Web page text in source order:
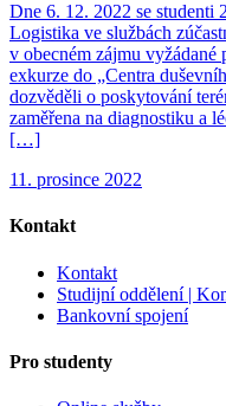
Dne 6. 12. 2022 se studenti
Logistika ve službách
v obecném zájmu
exkurze do „Centra
dozvěděli o poskytování
zaměřena na diagnostiku a
[…]
11. prosince 2022
Kontakt
Kontakt
Studijní oddělení |
Bankovní spojení
Pro studenty